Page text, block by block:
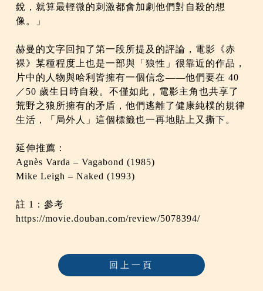
銳，就算最輕微的刺激都會加劇他們對自殺的想
像。」
赫曼的文字回扣了第一段所提及的評論，電影《赤
裸》某種程度上也是一部與「狼性」很靠近的作品，
片中的人物與哈利皆擁有一個信念——他們要在 40
／50 歲生日時自殺。不僅如此，電影主角也共享了
荒野之狼所擁有的矛盾，他們逃離了健康純樸的規律
生活，「局外人」這個標籤也一再地貼上又撕下。
延伸推薦：
Agnès Varda – Vagabond (1985)
Mike Leigh – Naked (1993)
註 1：參考
https://movie.douban.com/review/5078394/
回上一頁